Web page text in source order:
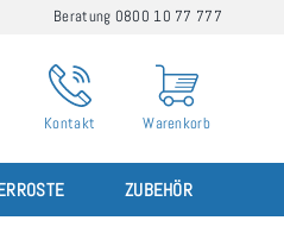
Beratung 0800 10 77 777
Kontakt Warenkorb
ZUBEHÖR